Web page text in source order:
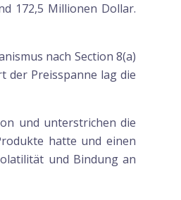
172,5 Millionen Dollar.
nach Section 8(a)
der Preisspanne lag die
und unterstrichen die
hatte und einen
und Bindung an